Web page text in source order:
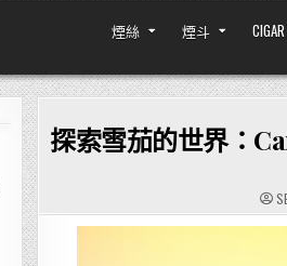
煙絲 煙斗 CIGAR
探索雪茄的世界：